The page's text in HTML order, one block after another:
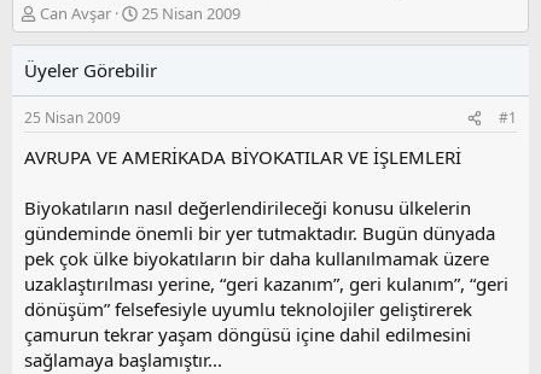
K
o
u
y
u
a
l
a
t
a
n
Can Avşar
B
a
l
a
ı
t
a
r
i
h
i
25 Nisan 2009
Üyeler Görebilir
25 Nisan 2009 #1
AVRUPA VE AMERİKADA BİYOKATILAR VE İŞLEMLERİ
Biyokatıların nasıl değerlendirileceği konusu ülkelerin
gündeminde önemli bir yer tutmaktadır. Bugün dünyada
pek çok ülke biyokatıların bir daha kullanılmamak üzere
uzaklaştırılması yerine, “geri kazanım”, geri kulanım”, “geri
dönüşüm” felsefesiyle uyumlu teknolojiler geliştirerek
çamurun tekrar yaşam döngüsü içine dahil edilmesini
sağlamaya başlamıştır...